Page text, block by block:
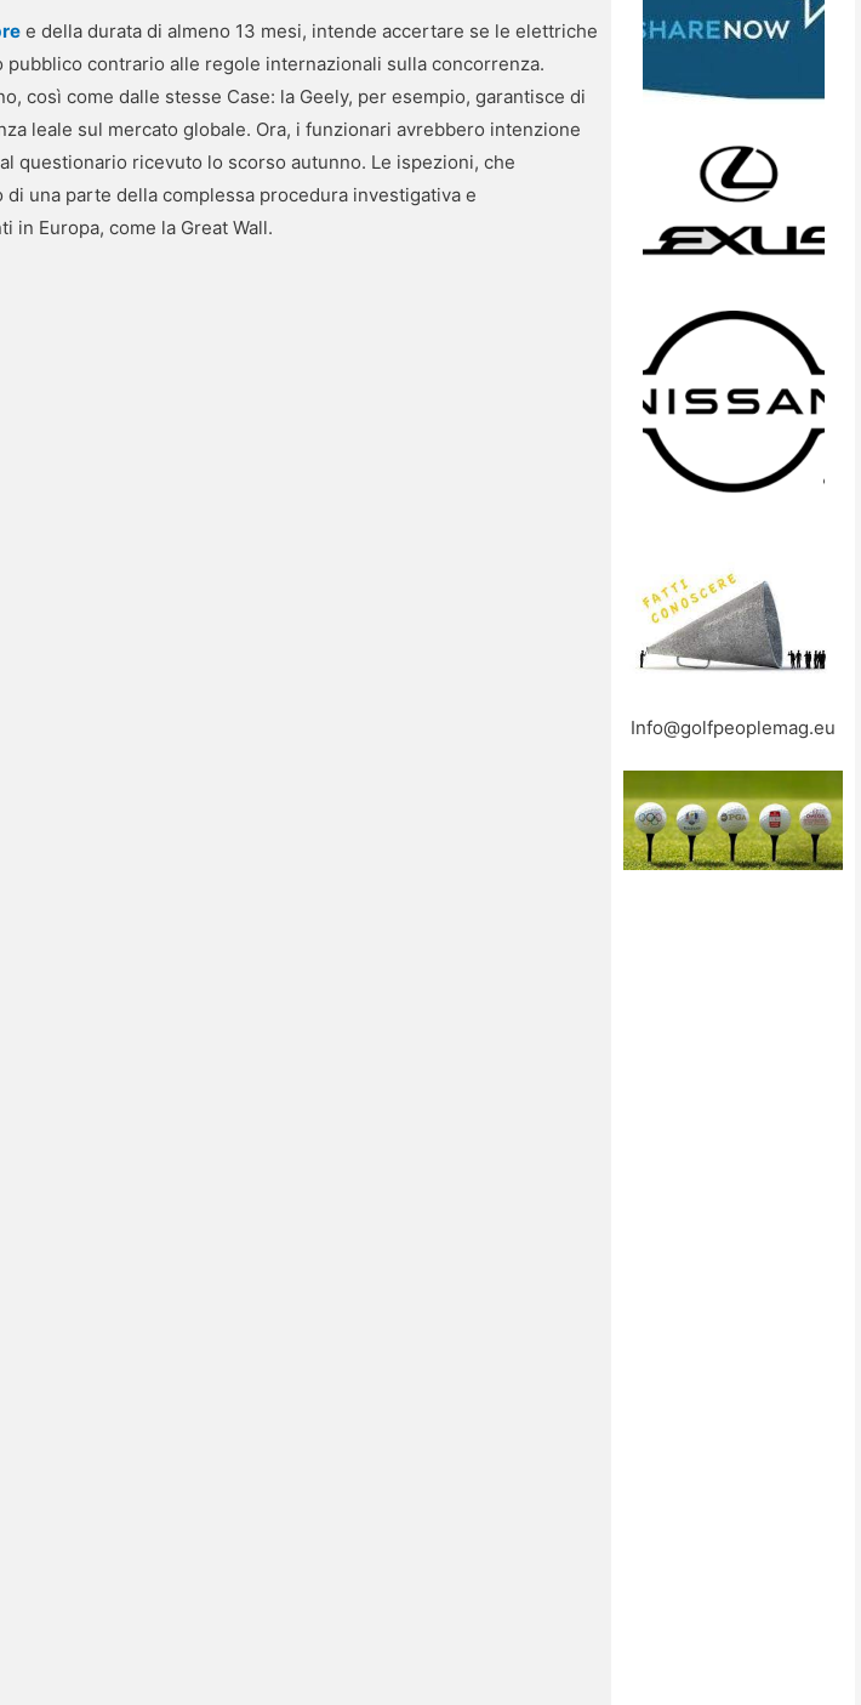
e della durata di almeno 13 mesi, intende accertare se le elettriche
contrario alle regole internazionali sulla concorrenza.
così come dalle stesse Case: la Geely, per esempio, garantisce di
leale sul mercato globale. Ora, i funzionari avrebbero intenzione
questionario ricevuto lo scorso autunno. Le ispezioni, che
una parte della complessa procedura investigativa e
Europa, come la Great Wall.
Info@golfpeoplemag.eu